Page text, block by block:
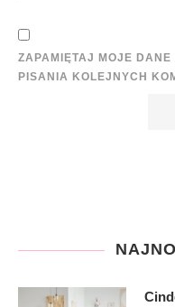
ZAPAMIĘTAJ MOJE
PISANIA KOLEJNYCH